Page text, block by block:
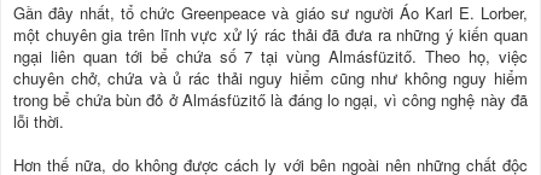
Gần đây nhất, tổ chức Greenpeace và giáo sư người Áo Karl E. Lorber,
một chuyên gia trên lĩnh vực xử lý rác thải đã đưa ra những ý kiến quan
ngại liên quan tới bể chứa số 7 tại vùng Almásfüzitő. Theo họ, việc
chuyên chở, chứa và ủ rác thải nguy hiểm cũng như không nguy hiểm
trong bể chứa bùn đỏ ở Almásfüzitő là đáng lo ngại, vì công nghệ này đã
lỗi thời.
Hơn thế nữa, do không được cách ly với bên ngoài nên những chất độc